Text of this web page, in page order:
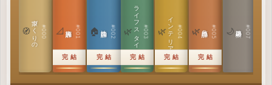
#000
家づくりの教科書
🧭
完結
#001
実施設計の教科書
📐
完結
#002
性能設計の教科書
🏠
完結
#003
ラ
イ
フ
ス
タ
イ
ル
の
教科書
🌿
完結
#004
インテリア設計
🌿
完結
#005
敷地設計の教科書
🌿 #007
建築思想の教科書
🌙